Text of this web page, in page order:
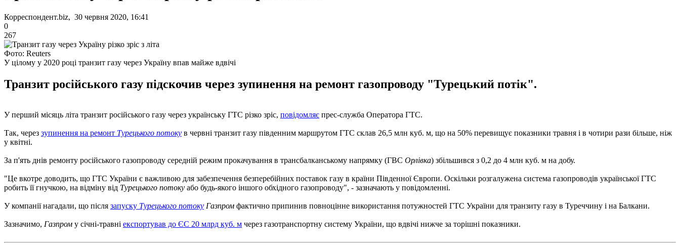
Корреспондент.biz, 30 червня 2020, 16:41
0
267
Фото: Reuters
У цілому у 2020 році транзит газу через Україну впав майже вдвічі
Транзит російського газу підскочив через зупинення на ремонт газопроводу "Турецький потік".
У перший місяць літа транзит російського газу через українську ГТС різко зріс, повідомляє прес-служба Оператора ГТС.
Так, через зупинення на ремонт Турецького потоку в червні транзит газу південним маршрутом ГТС склав 26,5 млн куб. м, що на 50% перевищує показники травня і в чотири рази більше, ніж
у квітні.
За п'ять днів ремонту російського газопроводу середній режим прокачування в трансбалканському напрямку (ГВС Орлівка) збільшився з 0,2 до 4 млн куб. м на добу.
"Це вкотре доводить, що ГТС України є важливою для забезпечення безперебійних поставок газу в країни Південної Європи. Оскільки розгалужена система газопроводів української ГТС
робить її гнучкою, на відміну від Турецького потоку або будь-якого іншого обхідного газопроводу", - зазначають у повідомленні.
У компанії нагадали, що після запуску Турецького потоку Газпром фактично припинив повноцінне використання потужностей ГТС України для транзиту газу в Туреччину і на Балкани.
Зазначимо, Газпром у січні-травні експортував до ЄС 20 млрд куб. м через газотранспортну систему України, що вдвічі нижче за торішні показники.